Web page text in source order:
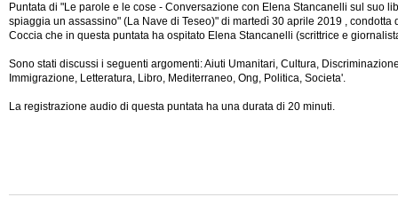
Puntata di "Le parole e le cose - Conversazione con Elena Stancanelli sul suo
spiaggia un assassino" (La Nave di Teseo)" di martedì 30 aprile 2019 , condotta
Coccia che in questa puntata ha ospitato Elena Stancanelli (scrittrice e
Sono stati discussi i seguenti argomenti: Aiuti Umanitari, Cultura,
Immigrazione, Letteratura, Libro, Mediterraneo, Ong, Politica, Societa'.
La registrazione audio di questa puntata ha una durata di 20 minuti.